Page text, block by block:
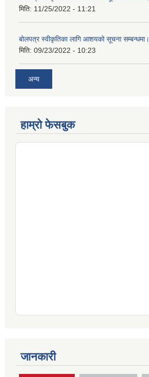
मिति: 11/25/2022 - 11:21
बोलपत्र स्वीकृतिका लागि आशयको सूचना सम्बन्धमा।
मिति: 09/23/2022 - 10:23
अन्य
हाम्रो फेसबुक
जानकारी